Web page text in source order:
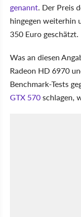
genannt. Der Preis
hingegen weiterhin
350 Euro geschätzt.
Was an diesen
Radeon HD 6970
Benchmark-Tests
GTX 570schlagen,